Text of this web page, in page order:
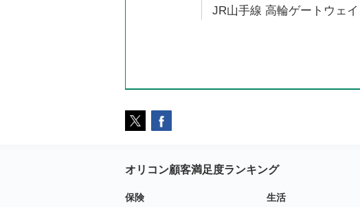
JR山手線 高輪ゲートウェ
オリコン顧客満足度ランキング
保険
生活